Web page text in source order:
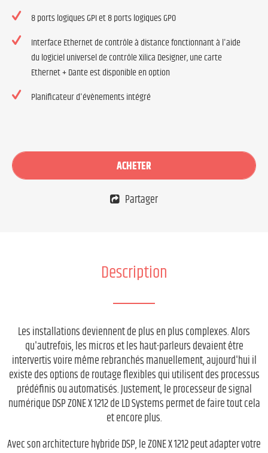
8 ports logiques GPI et 8 ports logiques GPO
Interface Ethernet de contrôle à distance fonctionnant à l'aide
du logiciel universel de contrôle Xilica Designer, une carte
Ethernet + Dante est disponible en option
Planificateur d'évènements intégré
ACHETER
Partager
Description
Les installations deviennent de plus en plus complexes. Alors
qu'autrefois, les micros et les haut-parleurs devaient être
intervertis voire même rebranchés manuellement, aujourd'hui il
existe des options de routage flexibles qui utilisent des processus
prédéfinis ou automatisés. Justement, le processeur de signal
numérique DSP ZONE X 1212 de LD Systems permet de faire tout cela
et encore plus.
Avec son architecture hybride DSP, le ZONE X 1212 peut adapter votre